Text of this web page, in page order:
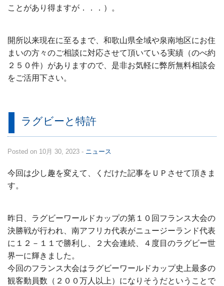
ことがあり得ますが．．．）。
開所以来現在に至るまで、和歌山県全域や泉南地区にお住
まいの方々のご相談に対応させて頂いている実績（のべ約
２５０件）がありますので、是非お気軽に弊所無料相談会
をご活用下さい。
ラグビーと特許
Posted on 10月 30, 2023 - ニュース
今回は少し趣を変えて、くだけた記事をＵＰさせて頂きま
す。
昨日、ラグビーワールドカップの第１０回フランス大会の
決勝戦が行われ、南アフリカ代表がニュージーランド代表
に１２－１１で勝利し、２大会連続、４度目のラグビー世
界一に輝きました。
今回のフランス大会はラグビーワールドカップ史上最多の
観客動員数（２００万人以上）になりそうだということで